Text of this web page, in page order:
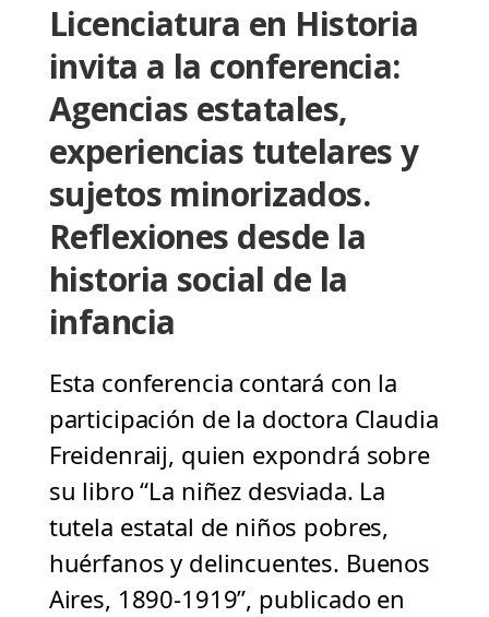
Licenciatura en Historia
invita a la conferencia:
Agencias estatales,
experiencias tutelares y
sujetos minorizados.
Reflexiones desde la
historia social de la
infancia
Esta conferencia contará con la
participación de la doctora Claudia
Freidenraij, quien expondrá sobre
su libro “La niñez desviada. La
tutela estatal de niños pobres,
huérfanos y delincuentes. Buenos
Aires, 1890-1919”, publicado en